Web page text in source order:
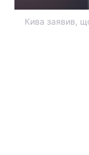
Кива заявив,